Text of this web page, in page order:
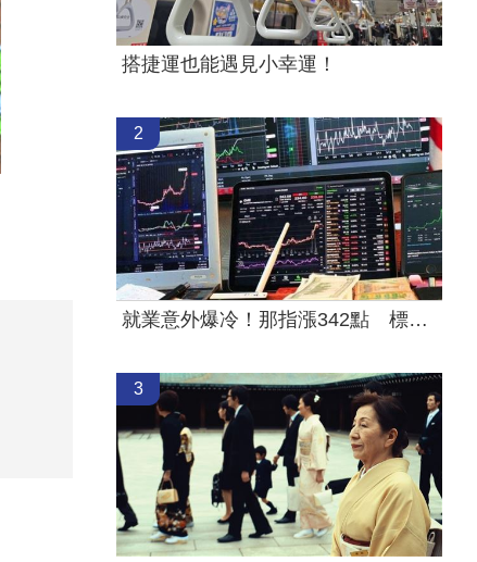
搭捷運也能遇見小幸運！
2
就業意外爆冷！那指漲342點 標普500新高
3